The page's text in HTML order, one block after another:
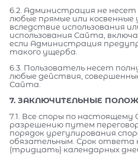
6.2. Администрация не
любые прямые или
вследствие использования
использования Сайта,
если Администрация
такого ущерба.
6.3. Пользователь несет
любые действия,
Сайта.
7. ЗАКЛЮЧИТЕЛЬНЫЕ
7.1. Все споры по
разрешению путем
порядок урегулирования
обязательным. Срок ответа
(тридцать) календарных